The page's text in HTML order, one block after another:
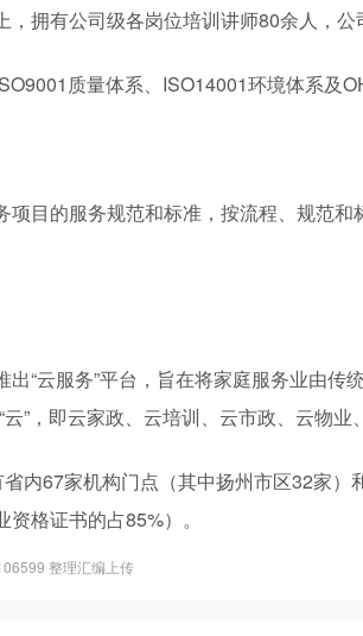
，拥有公司级各岗位培训讲师80余人，公
质量体系、ISO14001环境体系及
项目的服务规范和标准，按流程、规范
出“云服务”平台，旨在将家庭服务业由
”，即云家政、云培训、云市政、云物业
省内67家机构门点（其中扬州市区32家
格证书的占85%）。
整理汇编上传